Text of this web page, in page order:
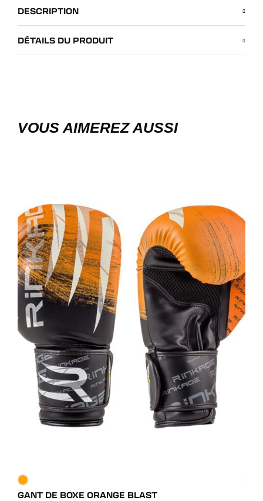
DESCRIPTION
DÉTAILS DU PRODUIT
VOUS AIMEREZ AUSSI
GANT DE BOXE ORANGE BLAST